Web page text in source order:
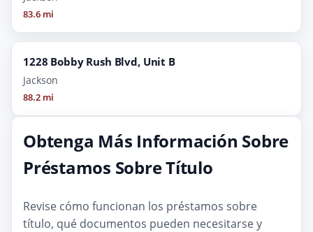
83.6 mi
1228 Bobby Rush Blvd, Unit B
Jackson
88.2 mi
Obtenga Más Información Sobre
Préstamos Sobre Título
Revise cómo funcionan los préstamos sobre
título, qué documentos pueden necesitarse y